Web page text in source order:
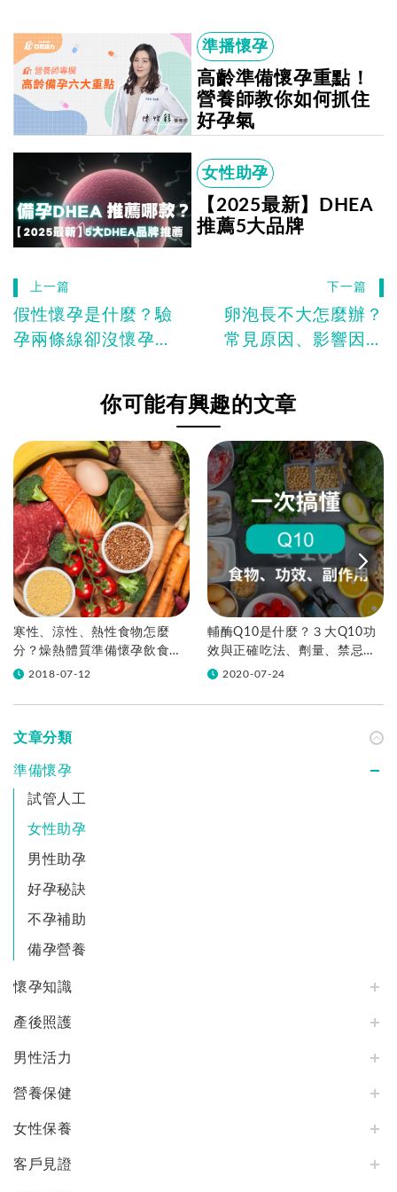
準播懷孕
高齡準備懷孕重點！
營養師教你如何抓住
好孕氣
女性助孕
【2025最新】DHEA
推薦5大品牌
上一篇
假性懷孕是什麼？驗
孕兩條線卻沒懷孕？
下一篇
卵泡長不大怎麼辦？
常見原因、影響因素
你可能有興趣的文章
寒性、涼性、熱性食物怎麼
分？燥熱體質準備懷孕飲食注
意事項
2018-07-12
輔酶Q10是什麼？３大Q10功
效與正確吃法、劑量、禁忌一
次整理
2020-07-24
文章分類
準備懷孕
試管人工
女性助孕
男性助孕
好孕秘訣
不孕補助
備孕營養
懷孕知識
產後照護
男性活力
營養保健
女性保養
客戶見證